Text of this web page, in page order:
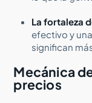
La fortaleza
efectivo y
significan
Mecánica
precios